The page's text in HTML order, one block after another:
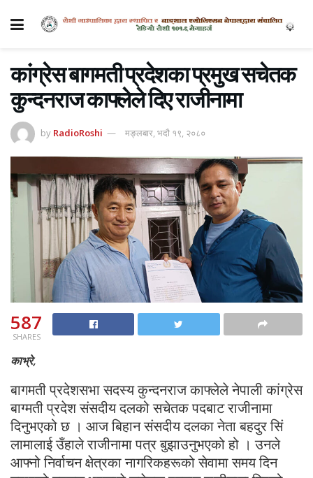
कांग्रेस बागमती प्रदेशका प्रमुख सचेतक
कुन्दनराज काफ्लेले दिए राजीनामा
by RadioRoshi मङ्लबार, भदौ १९, २०८०
587
SHARES
काभ्रे,
बागमती प्रदेशसभा सदस्य कुन्दनराज काफ्लेले नेपाली कांग्रेस
बाग्मती प्रदेश संसदीय दलको सचेतक पदबाट राजीनामा
दिनुभएको छ । आज बिहान संसदीय दलका नेता बहदुर सिं
लामालाई उँहाले राजीनामा पत्र बुझाउनुभएको हो । उनले
आफ्नो निर्वाचन क्षेत्रका नागरिकहरूको सेवामा समय दिन